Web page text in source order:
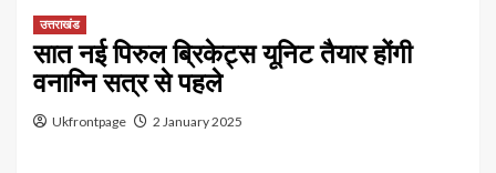
उत्तराखंड
सात नई पिरुल ब्रिकेट्स यूनिट तैयार होंगी
वनाग्नि सत्र से पहले
Ukfrontpage 2 January 2025